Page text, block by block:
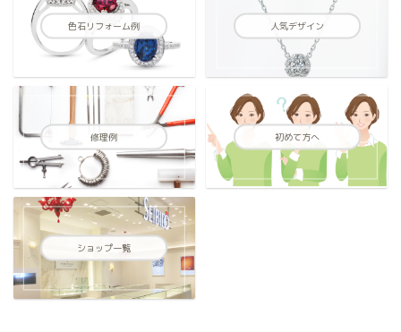
色石リフォーム例 人気デザイン
修理例 初めて方へ
ショップ一覧